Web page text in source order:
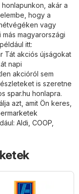
akár a
hogy a
vagy
magyarországi
itt:
Tát akciós újságokat
napi
akcióról sem
is szeretne
spar.hu honlapra.
azt, amit Ön keres,
Aldi COOP